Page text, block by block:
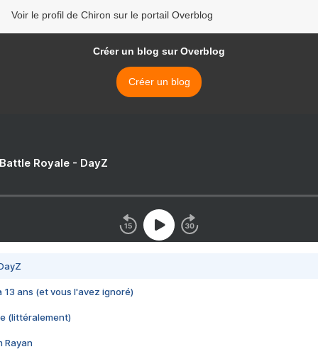
Voir le profil de Chiron sur le portail Overblog
Créer un blog sur Overblog
Créer un blog
Royale - DayZ
13 ans (et vous l'avez ignoré)
(littéralement)
Rayan